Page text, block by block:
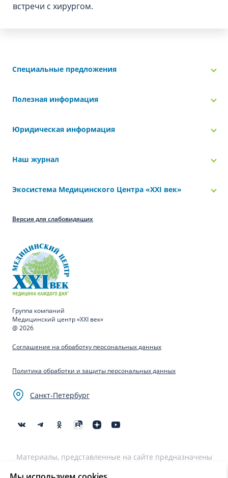
встречи с хирургом.
Специальные предложения
Полезная информация
Юридическая информация
Наш журнал
Экосистема Медицинского Центра «‎XXI век»
Версия для слабовидящих
Группа компаний
Медицинский центр «XXI век»
@ 2026
Соглашение на обработку персональных данных
Политика обработки и защиты персональных данных
Санкт-Петербург
Материалы, представленные на сайте предназначены
использованы для постановки диагноза, назначения